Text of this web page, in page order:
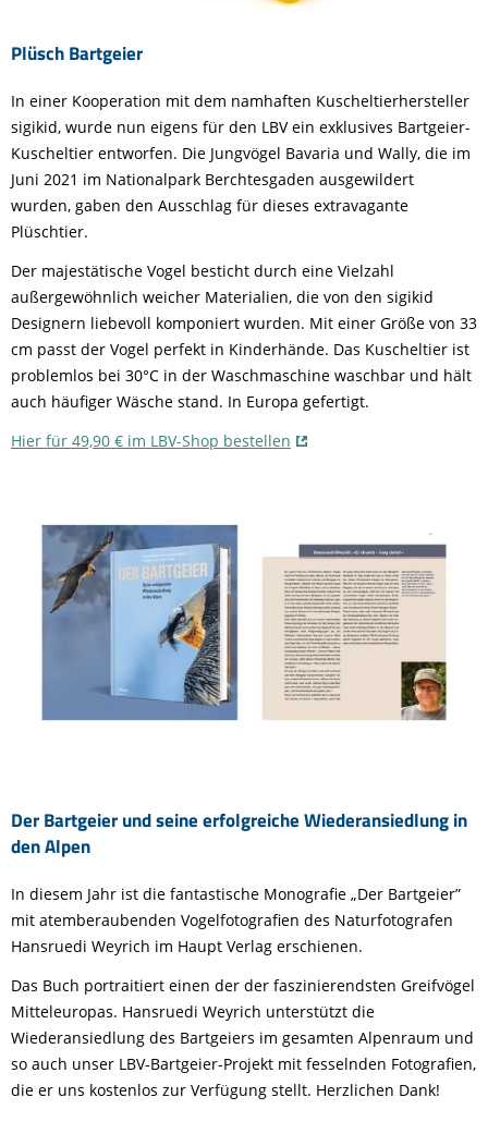
Plüsch Bartgeier
In einer Kooperation mit dem namhaften Kuscheltierhersteller
sigikid, wurde nun eigens für den LBV ein exklusives Bartgeier-
Kuscheltier entworfen. Die Jungvögel Bavaria und Wally, die im
Juni 2021 im Nationalpark Berchtesgaden ausgewildert
wurden, gaben den Ausschlag für dieses extravagante
Plüschtier.
Der majestätische Vogel besticht durch eine Vielzahl
außergewöhnlich weicher Materialien, die von den sigikid
Designern liebevoll komponiert wurden. Mit einer Größe von 33
cm passt der Vogel perfekt in Kinderhände. Das Kuscheltier ist
problemlos bei 30°C in der Waschmaschine waschbar und hält
auch häufiger Wäsche stand. In Europa gefertigt.
Hier für 49,90 € im LBV-Shop bestellen
Der Bartgeier und seine erfolgreiche Wiederansiedlung in
den Alpen
In diesem Jahr ist die fantastische Monografie „Der Bartgeier”
mit atemberaubenden Vogelfotografien des Naturfotografen
Hansruedi Weyrich im Haupt Verlag erschienen.
Das Buch portraitiert einen der der faszinierendsten Greifvögel
Mitteleuropas. Hansruedi Weyrich unterstützt die
Wiederansiedlung des Bartgeiers im gesamten Alpenraum und
so auch unser LBV-Bartgeier-Projekt mit fesselnden Fotografien,
die er uns kostenlos zur Verfügung stellt. Herzlichen Dank!